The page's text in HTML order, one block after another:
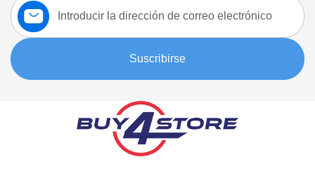
a
nuestro
boletín:
Suscribirse